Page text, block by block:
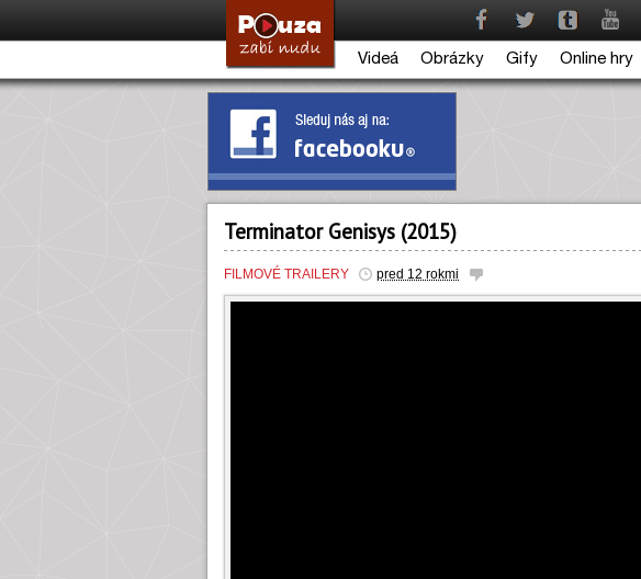
Videá Obrázky Gify Online hry
Terminator Genisys (2015)
FILMOVÉ TRAILERY pred 12 rokmi